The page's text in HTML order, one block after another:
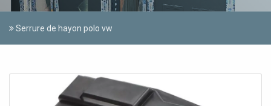
Serrure de hayon polo vw